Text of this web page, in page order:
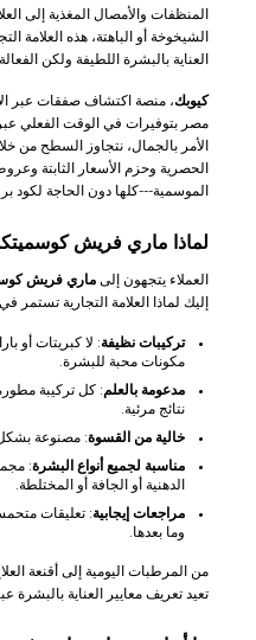
المنظفات والأمصال المغذية إلى
الشيخوخة أو الباهتة، هذه العلامة
العناية بالبشرة اللطيفة ولكن الفعالة.
كيوبك، منصة اكتشاف صفقات عبر
مصر بتوفيرات في الوقت الفعلي عبر
الأمر بالجمال، نتجاوز السطح من
الحصرية وحزم الأسعار الثابتة
الموسمية---كلها دون الحاجة لكود
لماذا ماري فريش
العملاء يتجهون إلى ماري فريش
إليك لماذا العلامة التجارية
تركيبات نظيفة: لا كبريتات أو
مكونات محبة للبشرة.
مدعومة بالعلم: كل تركيبة
نتائج مرئية.
خالية من القسوة: مصنوعة بشكل
مناسبة لجميع أنواع البشرة:
الدهنية أو الجافة أو المختلطة.
مراجعات إيجابية: تعليقات
وما بعدها.
من المرطبات اليومية إلى أقنعة
تعيد تعريف معايير العناية بالبشرة